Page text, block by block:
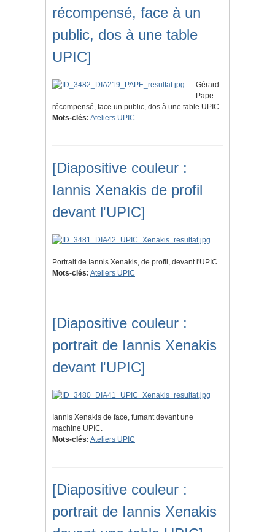
récompensé, face à un
public, dos à une table
UPIC]
Gérard
Pape
récompensé, face un public, dos à une table UPIC.
Mots-clés: Ateliers UPIC
[Diapositive couleur :
Iannis Xenakis de profil
devant l'UPIC]
Portrait de Iannis Xenakis, de profil, devant l'UPIC.
Mots-clés: Ateliers UPIC
[Diapositive couleur :
portrait de Iannis Xenakis
devant l'UPIC]
Iannis Xenakis de face, fumant devant une
machine UPIC.
Mots-clés: Ateliers UPIC
[Diapositive couleur :
portrait de Iannis Xenakis